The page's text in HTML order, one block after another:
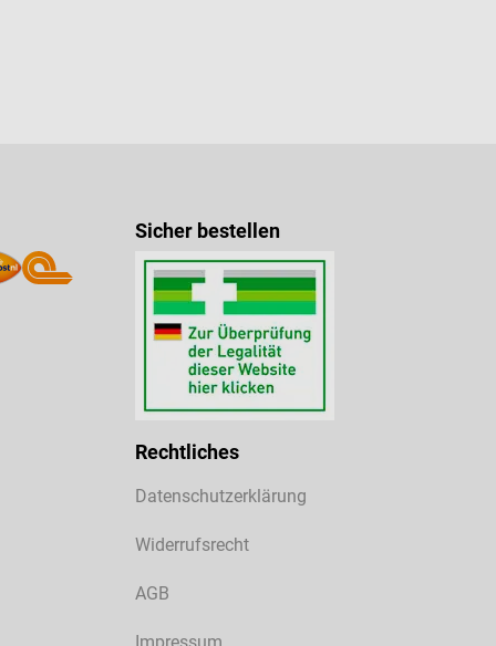
Sicher bestellen
Rechtliches
Datenschutzerklärung
Widerrufsrecht
AGB